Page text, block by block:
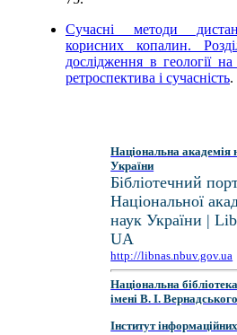
Сучасні методи
корисних копалин.
дослідження в геології на
ретроспектива і сучасність.
Національна академія
України
Бібліотечний
Національної
наук України |
UA
http://libnas.nbuv.gov.ua
Національна
імені В. І.
Інститут інформаційних